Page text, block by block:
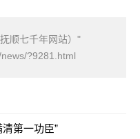
顺七千年网站）"
?9281.html
清第一功臣”